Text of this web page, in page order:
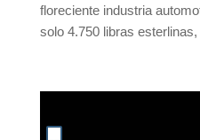
floreciente industria
solo 4.750 libras esterlinas,